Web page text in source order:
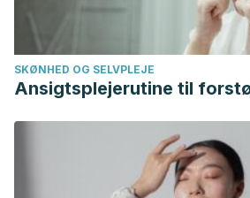
SKØNHED OG SELVPLEJE
Ansigtsplejerutine til